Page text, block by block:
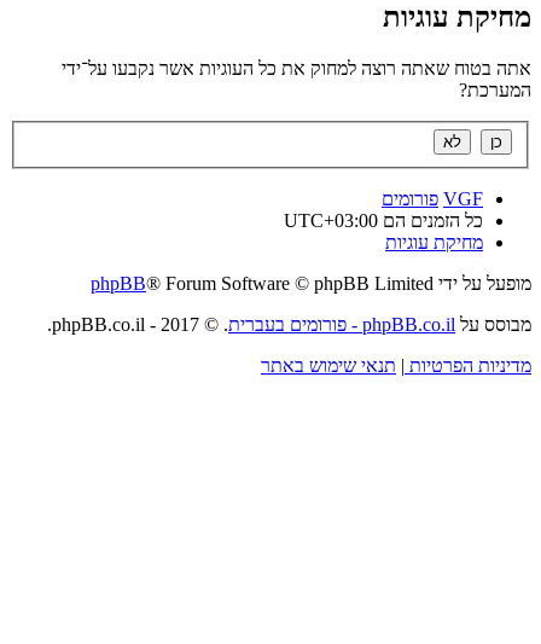
מחיקת עוגיות
אתה בטוח שאתה רוצה למחוק את כל העוגיות אשר נקבעו על־ידי
המערכת?
VGF פורומים
כל הזמנים הם UTC+03:00
מחיקת עוגיות
מופעל על ידי
phpBB® Forum Software © phpBB Limited
מבוסס על phpBB.co.il - פורומים בעברית
. © 2017 - phpBB.co.il.
מדיניות הפרטיות | תנאי שימוש באתר